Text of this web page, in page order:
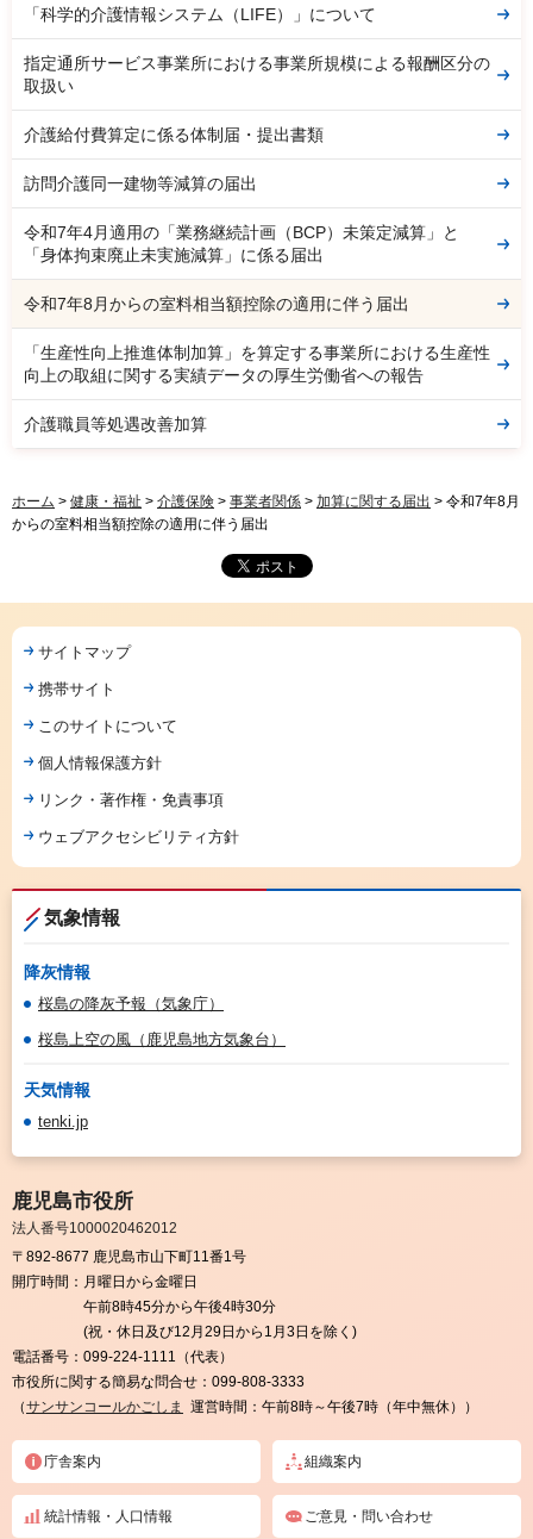
「科学的介護情報システム（LIFE）」について
指定通所サービス事業所における事業所規模による報酬区分の
取扱い
介護給付費算定に係る体制届・提出書類
訪問介護同一建物等減算の届出
令和7年4月適用の「業務継続計画（BCP）未策定減算」と
「身体拘束廃止未実施減算」に係る届出
令和7年8月からの室料相当額控除の適用に伴う届出
「生産性向上推進体制加算」を算定する事業所における生産性
向上の取組に関する実績データの厚生労働省への報告
介護職員等処遇改善加算
ホーム > 健康・福祉 > 介護保険 > 事業者関係 > 加算に関する届出 > 令和7年8月
からの室料相当額控除の適用に伴う届出
サイトマップ
携帯サイト
このサイトについて
個人情報保護方針
リンク・著作権・免責事項
ウェブアクセシビリティ方針
気象情報
降灰情報
桜島の降灰予報（気象庁）
桜島上空の風（鹿児島地方気象台）
天気情報
tenki.jp
鹿児島市役所
法人番号1000020462012
〒892-8677 鹿児島市山下町11番1号
開庁時間： 月曜日から金曜日
午前8時45分から午後4時30分
(祝・休日及び12月29日から1月3日を除く)
電話番号： 099-224-1111（代表）
市役所に関する簡易な問合せ： 099-808-3333
（サンサンコールかごしま 運営時間：午前8時～午後7時（年中無休））
庁舎案内 組織案内
統計情報・人口情報 ご意見・問い合わせ